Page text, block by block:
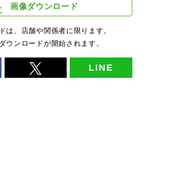
画像ダウンロード
は、店舗や関係者に限ります。
ウンロードが開始されます。
LINE